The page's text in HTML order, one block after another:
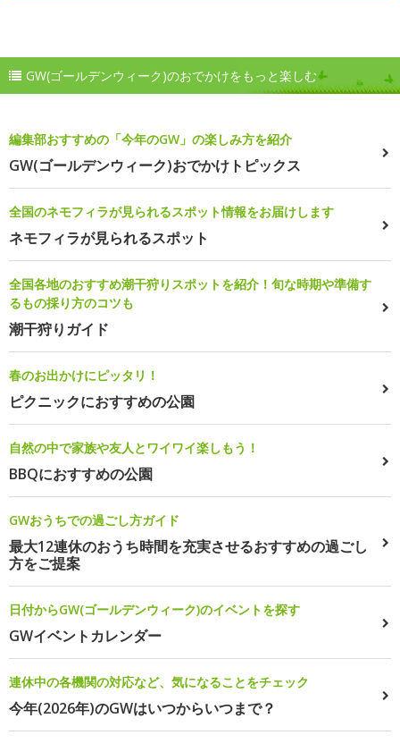
GW(ゴールデンウィーク)のおでかけをもっと楽しむ
編集部おすすめの「今年のGW」の楽しみ方を紹介
GW(ゴールデンウィーク)おでかけトピックス
全国のネモフィラが見られるスポット情報をお届けします
ネモフィラが見られるスポット
全国各地のおすすめ潮干狩りスポットを紹介！旬な時期や準備す
るもの採り方のコツも
潮干狩りガイド
春のお出かけにピッタリ！
ピクニックにおすすめの公園
自然の中で家族や友人とワイワイ楽しもう！
BBQにおすすめの公園
GWおうちでの過ごし方ガイド
最大12連休のおうち時間を充実させるおすすめの過ごし
方をご提案
日付からGW(ゴールデンウィーク)のイベントを探す
GWイベントカレンダー
連休中の各機関の対応など、気になることをチェック
今年(2026年)のGWはいつからいつまで？